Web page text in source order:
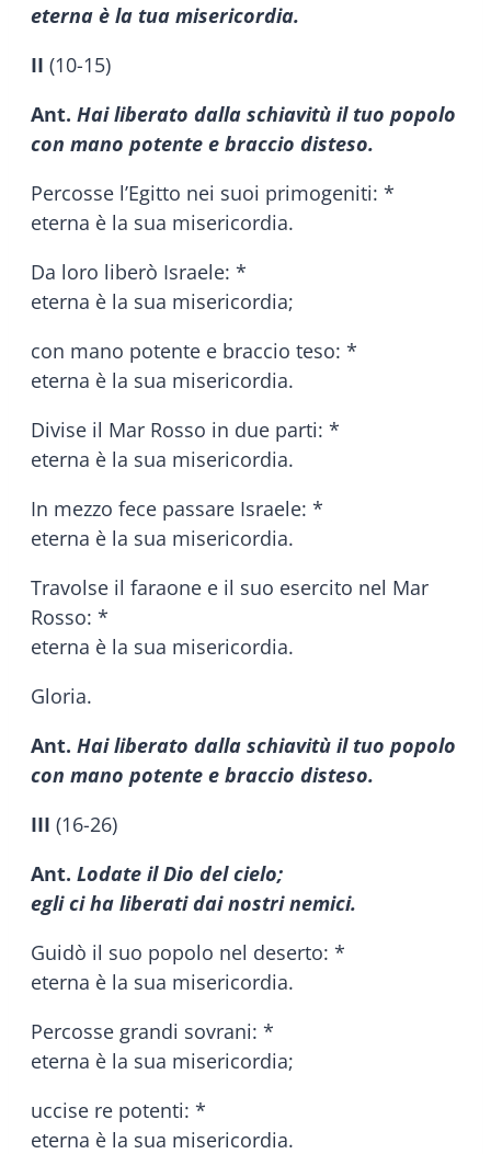
eterna è la tua misericordia.
II (10-15)
Ant. Hai liberato dalla schiavitù il tuo popolo
con mano potente e braccio disteso.
Percosse l’Egitto nei suoi primogeniti: *
eterna è la sua misericordia.
Da loro liberò Israele: *
eterna è la sua misericordia;
con mano potente e braccio teso: *
eterna è la sua misericordia.
Divise il Mar Rosso in due parti: *
eterna è la sua misericordia.
In mezzo fece passare Israele: *
eterna è la sua misericordia.
Travolse il faraone e il suo esercito nel Mar
Rosso: *
eterna è la sua misericordia.
Gloria.
Ant. Hai liberato dalla schiavitù il tuo popolo
con mano potente e braccio disteso.
III (16-26)
Ant. Lodate il Dio del cielo;
egli ci ha liberati dai nostri nemici.
Guidò il suo popolo nel deserto: *
eterna è la sua misericordia.
Percosse grandi sovrani: *
eterna è la sua misericordia;
uccise re potenti: *
eterna è la sua misericordia.